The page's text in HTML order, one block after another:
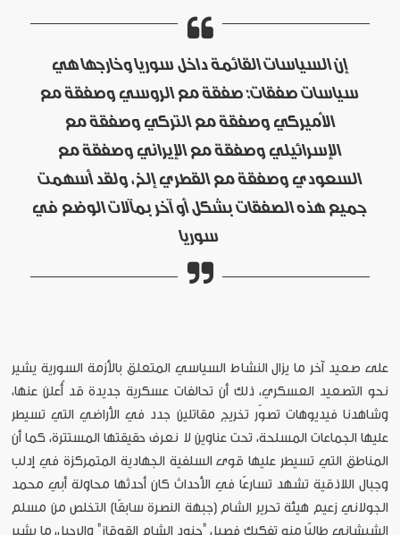
إن السياسات القائمة داخل سوريا وخارجها هي
سياسات صفقات: صفقة مع الروسي وصفقة مع
الأميركي وصفقة مع التركي وصفقة مع
الإسرائيلي وصفقة مع الإيراني وصفقة مع
السعودي وصفقة مع القطري إلخ، ولقد أسهمت
جميع هذه الصفقات بشكل أو آخر بمآلات الوضع في
سوريا
على صعيد آخر ما يزال النشاط السياسي المتعلق بالأزمة السورية يشير
نحو التصعيد العسكري، ذلك أن تحالفات عسكرية جديدة قد أُعلن عنها،
وشاهدنا فيديوهات تصوّر تخريج مقاتلين جدد في الأراضي التي تسيطر
عليها الجماعات المسلحة، تحت عناوين لا نعرف حقيقتها المستترة، كما أن
المناطق التي تسيطر عليها قوى السلفية الجهادية المتمركزة في إدلب
وجبال اللاذقية تشهد تسارعًا في الأحداث كان أحدثها محاولة أبي محمد
الجولاني زعيم هيئة تحرير الشام (جبهة النصرة سابقًا) التخلص من مسلم
الشيشاني طالبًا منه تفكيك فصيل "جنود الشام القوقاز" والرحيل، ما يشير